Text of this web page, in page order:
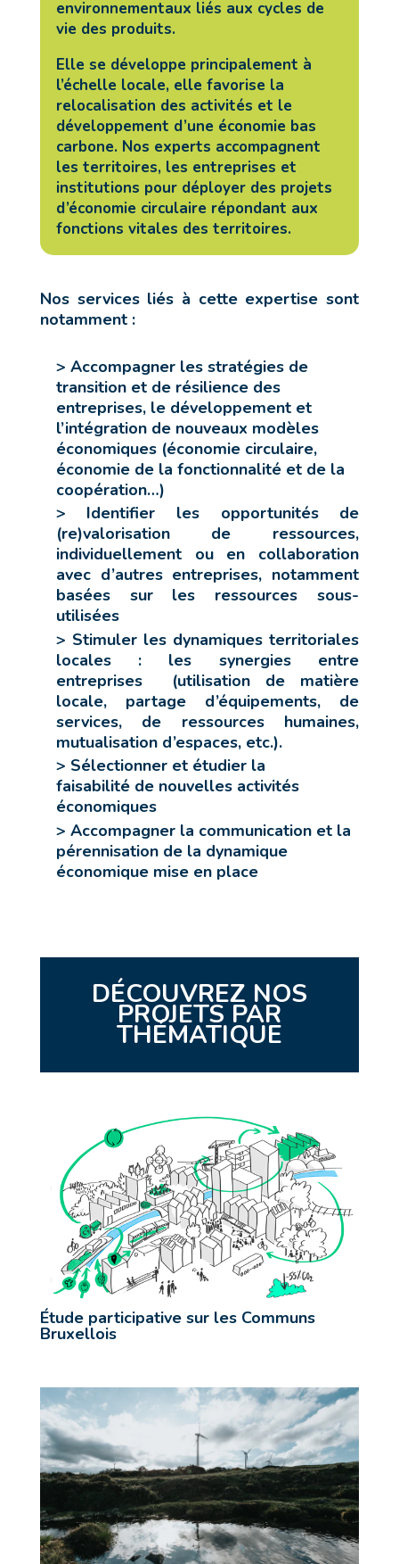
environnementaux liés aux cycles de
vie des produits.
Elle se développe principalement à
l’échelle locale, elle favorise la
relocalisation des activités et le
développement d’une économie bas
carbone. Nos experts accompagnent
les territoires, les entreprises et
institutions pour déployer des projets
d’économie circulaire répondant aux
fonctions vitales des territoires.
Nos services liés à cette expertise sont
notamment :
> Accompagner les stratégies de
transition et de résilience des
entreprises, le développement et
l’intégration de nouveaux modèles
économiques (économie circulaire,
économie de la fonctionnalité et de la
coopération…)
> Identifier les opportunités de
(re)valorisation de ressources,
individuellement ou en collaboration
avec d’autres entreprises, notamment
basées sur les ressources sous-
utilisées
> Stimuler les dynamiques territoriales
locales : les synergies entre
entreprises (utilisation de matière
locale, partage d’équipements, de
services, de ressources humaines,
mutualisation d’espaces, etc.).
> Sélectionner et étudier la
faisabilité de nouvelles activités
économiques
> Accompagner la communication et la
pérennisationde la dynamique
économique mise en place
DÉCOUVREZ NOS
PROJETS PAR
THÉMATIQUE
Étude participative sur les Communs
Bruxellois